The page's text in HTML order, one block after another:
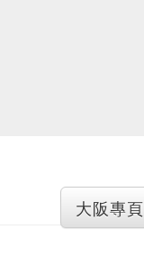
大阪專頁